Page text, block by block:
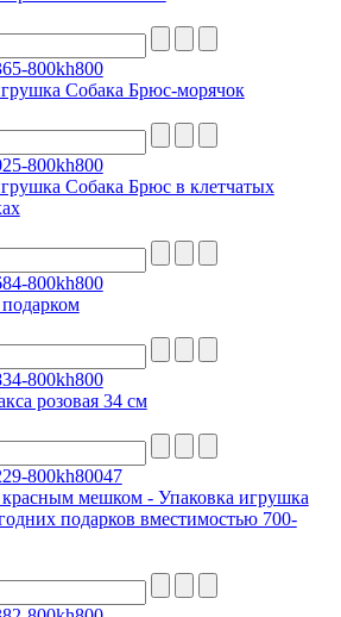
Собака Брюс-морячок
Собака Брюс в клетчатых
розовая 34 см
красным мешком - Упаковка игрушка
подарков вместимостью 700-